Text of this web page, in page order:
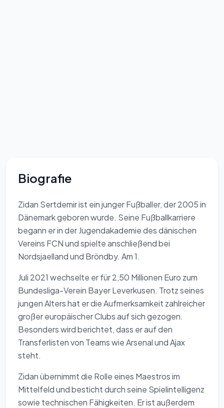
Biografie
Zidan Sertdemir ist ein junger Fußballer, der 2005 in
Dänemark geboren wurde. Seine Fußballkarriere
begann er in der Jugendakademie des dänischen
Vereins FCN und spielte anschließend bei
Nordsjaelland und Bröndby. Am 1.
Juli 2021 wechselte er für 2,50 Millionen Euro zum
Bundesliga-Verein Bayer Leverkusen. Trotz seines
jungen Alters hat er die Aufmerksamkeit zahlreicher
großer europäischer Clubs auf sich gezogen.
Besonders wird berichtet, dass er auf den
Transferlisten von Teams wie Arsenal und Ajax
steht.
Zidan übernimmt die Rolle eines Maestros im
Mittelfeld und besticht durch seine Spielintelligenz
sowie technischen Fähigkeiten. Er ist außerdem